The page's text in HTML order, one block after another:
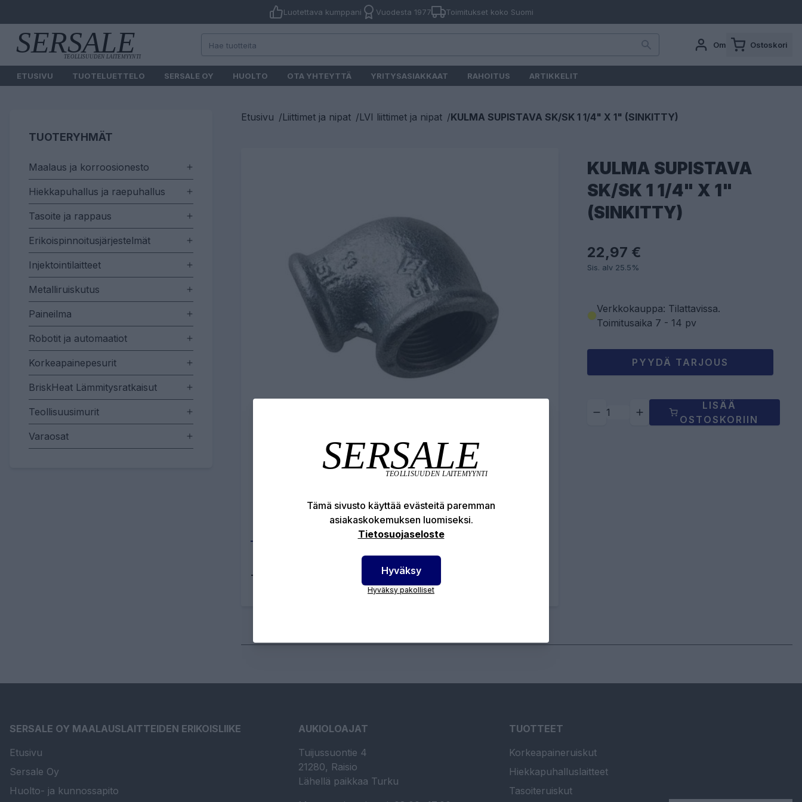
Luotettava kumppani Vuodesta 1977 Toimitukset koko Suomi
Oma tili Ostoskori
ETUSIVU TUOTELUETTELO SERSALE OY HUOLTO OTA YHTEYTTÄ YRITYSASIAKKAAT RAHOITUS ARTIKKELIT
TUOTERYHMÄT
Maalaus ja korroosionesto
Hiekkapuhallus ja raepuhallus
Tasoite ja rappaus
Erikoispinnoitusjärjestelmät
Injektointilaitteet
Metalliruiskutus
Paineilma
Robotit ja automaatiot
Korkeapainepesurit
BriskHeat Lämmitysratkaisut
Teollisuusimurit
Varaosat
Etusivu /Liittimet ja nipat /LVI liittimet ja nipat /KULMA SUPISTAVA SK/SK 1 1/4" X 1" (SINKITTY)
Tekniset edut
Tuotenumero:
KULMA SUPISTAVA
SK/SK 1 1/4" X 1"
(SINKITTY)
22,97 €
Sis. alv 25.5%
Verkkokauppa: Tilattavissa.
Toimitusaika 7 - 14 pv
PYYDÄ TARJOUS
LISÄÄ
OSTOSKORIIN
SERSALE OY MAALAUSLAITTEIDEN ERIKOISLIIKE
Etusivu
Sersale Oy
Huolto- ja kunnossapito
AUKIOLOAJAT
Tuijussuontie 4
21280, Raisio
Lähellä paikkaa Turku
TUOTTEET
Korkeapaineruiskut
Hiekkapuhalluslaitteet
Tasoiteruiskut
Tämä sivusto käyttää evästeitä paremman
asiakaskokemuksen luomiseksi.
Tietosuojaseloste
Hyväksy
Hyväksy pakolliset